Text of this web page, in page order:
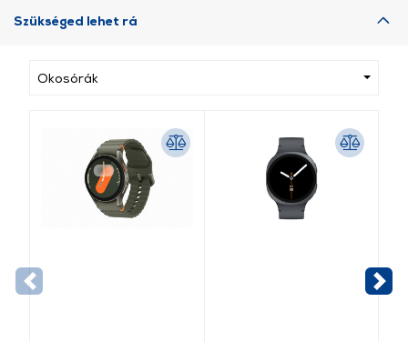
Szükséged lehet rá
Okosórák